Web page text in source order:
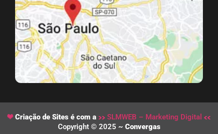
Criação de Sites é com a
SLMWEB – Marketing Digital
Copyright © 2025 ~ Convergas